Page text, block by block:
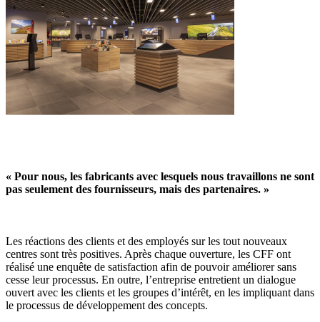
« Pour nous, les fabricants avec lesquels nous travaillons ne sont
pas seulement des fournisseurs, mais des partenaires. »
Les réactions des clients et des employés sur les tout nouveaux
centres sont très positives. Après chaque ouverture, les CFF ont
réalisé une enquête de satisfaction afin de pouvoir améliorer sans
cesse leur processus. En outre, l’entreprise entretient un dialogue
ouvert avec les clients et les groupes d’intérêt, en les impliquant dans
le processus de développement des concepts.